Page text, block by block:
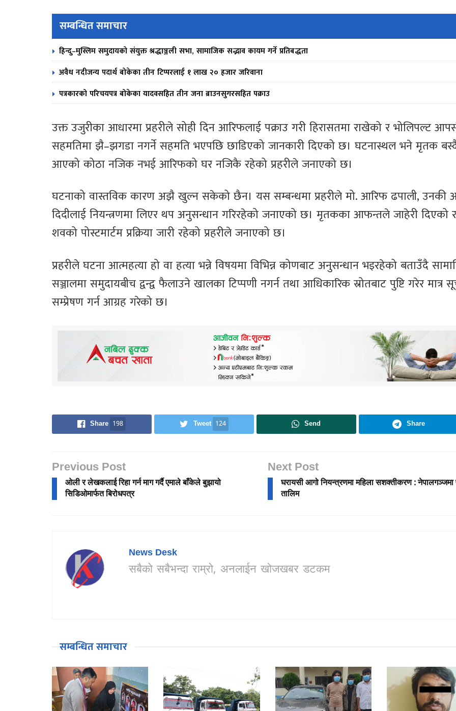
सम्बन्धित समाचार
हिन्दु–मुस्लिम समुदायको संयुक्त श्रद्धाञ्जली सभा, सामाजिक सद्भाव कायम गर्ने प्रतिबद्धता
अवैध नदीजन्य पदार्थ बोकेका तीन टिप्परलाई १ लाख २० हजार जरिवाना
पत्रकारको परिचयपत्र बोकेका यादवसहित तीन जना ब्राउनसुगरसहित पक्राउ
उक्त उजुरीका आधारमा प्रहरीले सोही दिन आरिफलाई पक्राउ गरी हिरासतमा राखेको र भोलिपल्ट
सहमतिमा झै–झगडा नगर्ने सहमति भएपछि छाडिएको जानकारी दिएको छ। घटनास्थल भने मृतक
आएको कोठा नजिक नभई आरिफको घर नजिकै रहेको प्रहरीले जनाएको छ।
घटनाको वास्तविक कारण अझै खुल्न सकेको छैन। यस सम्बन्धमा प्रहरीले मो. आरिफ ढपाली, उनकी
दिदीलाई नियन्त्रणमा लिएर थप अनुसन्धान गरिरहेको जनाएको छ। मृतकका आफन्तले जाहेरी दिएको र
शवको पोस्टमार्टम प्रक्रिया जारी रहेको प्रहरीले जनाएको छ।
प्रहरीले घटना आत्महत्या हो वा हत्या भन्ने विषयमा विभिन्न कोणबाट अनुसन्धान भइरहेको बताउँदै
सञ्जालमा समुदायबीच द्वन्द्व फैलाउने खालका टिप्पणी नगर्न तथा आधिकारिक स्रोतबाट पुष्टि गरेर मात्र
सम्प्रेषण गर्न आग्रह गरेको छ।
Share 198 Tweet 124 Send Share
Previous Post
ओली र लेखकलाई रिहा गर्न माग गर्दै एमाले बाँकेले बुझायो
सिडिओमार्फत बिरोधपत्र
Next Post
घरायसी आगो नियन्त्रणमा महिला सशक्तीकरण : नेपालगञ्जमा
तालिम
News Desk
सबैको सबैभन्दा राम्रो, अनलाईन खोजखबर डटकम
सम्बन्धित समाचार